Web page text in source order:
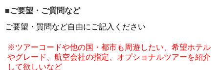
■ご要望・ご質問など
ご要望・質問など自由にご記入ください
※ツアーコードや他の国・都市も周遊したい、希望ホテル
やグレード、航空会社の指定、オプショナルツアーを紹介
して欲しいなど